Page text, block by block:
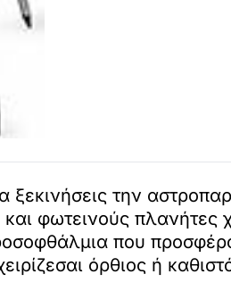
την
φωτεινούς πλανήτες
που
όρθιος ή